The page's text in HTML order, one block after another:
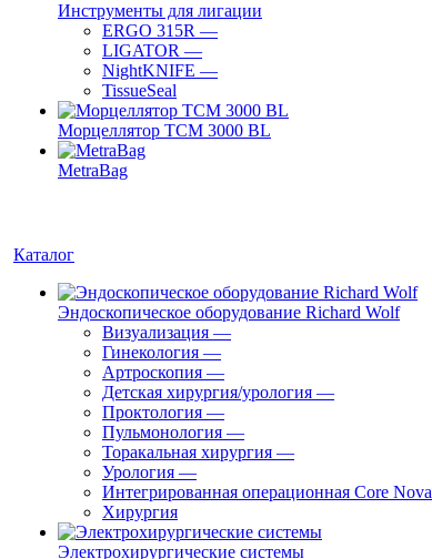
Инструменты для лигации
ERGO 315R —
LIGATOR —
NightKNIFE —
TissueSeal
Морцеллятор ТСМ 3000 BL
MetraBag
Каталог
Эндоскопическое оборудование Richard Wolf
Визуализация —
Гинекология —
Артроскопия —
Детская хирургия/урология —
Проктология —
Пульмонология —
Торакальная хирургия —
Урология —
Интегрированная операционная Core Nova
Хирургия
Электрохирургические системы